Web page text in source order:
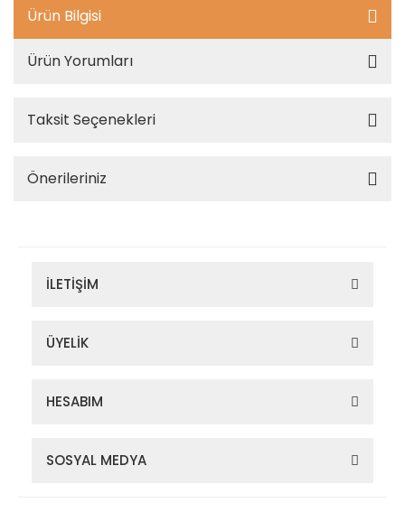
Ürün Bilgisi
Ürün Yorumları
Taksit Seçenekleri
Önerileriniz
İLETİŞİM
ÜYELİK
HESABIM
SOSYAL MEDYA